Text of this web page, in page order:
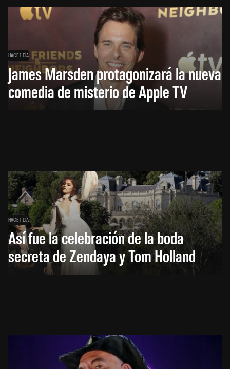
HACE 1 DÍA
James Marsden protagonizará la nueva
comedia de misterio de Apple TV
HACE 1 DÍA
Así fue la celebración de la boda
secreta de Zendaya y Tom Holland